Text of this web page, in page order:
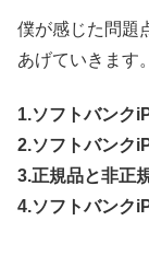
僕が感じた問題
あげていきます。
1.ソフトバンク
2.ソフトバンク
3.正規品と非正
4.ソフトバンク